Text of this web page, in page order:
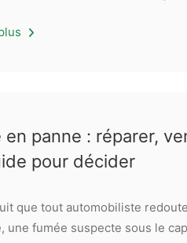
en panne : réparer,
pour décider
que tout automobiliste
une fumée suspecte sous le